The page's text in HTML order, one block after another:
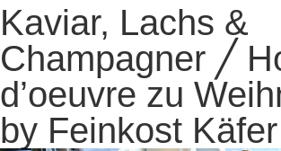
Kaviar, Lachs &
Champagner ╱
d’oeuvre zu
by Feinkost Käfer